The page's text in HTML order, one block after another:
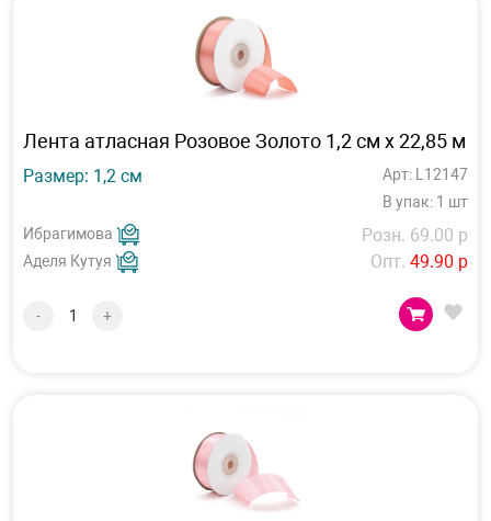
Лента атласная Розовое Золото 1,2 см х 22,85 м
Размер: 1,2 см
Арт: L12147
В упак: 1 шт
Ибрагимова
Аделя Кутуя
Розн. 69.00 р
Опт. 49.90 р
- +